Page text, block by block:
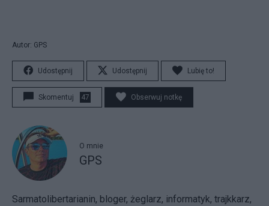
Autor: GPS
Udostępnij Udostępnij Lubię to!
Skomentuj 47 Obserwuj notkę
O mnie
GPS
Sarmatolibertarianin, bloger, żeglarz, informatyk, trajkkarz,